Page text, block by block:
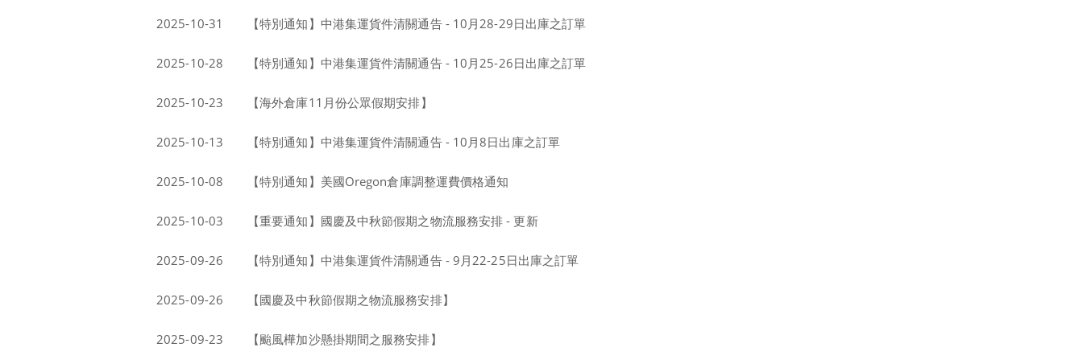
2025-10-31 【特別通知】中港集運貨件清關通告 - 10月28-29日出庫之訂單
2025-10-28 【特別通知】中港集運貨件清關通告 - 10月25-26日出庫之訂單
2025-10-23 【海外倉庫11月份公眾假期安排】
2025-10-13 【特別通知】中港集運貨件清關通告 - 10月8日出庫之訂單
2025-10-08 【特別通知】美國Oregon倉庫調整運費價格通知
2025-10-03 【重要通知】國慶及中秋節假期之物流服務安排 - 更新
2025-09-26 【特別通知】中港集運貨件清關通告 - 9月22-25日出庫之訂單
2025-09-26 【國慶及中秋節假期之物流服務安排】
2025-09-23 【颱風樺加沙懸掛期間之服務安排】